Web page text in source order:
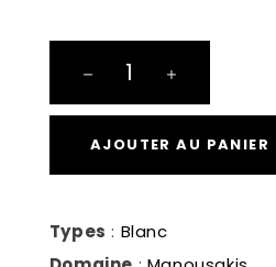
quantité
AJOUTER AU PANIER
Types : Blanc